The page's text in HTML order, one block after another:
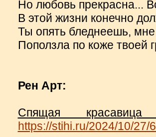
Но любовь прекрасна...
В этой жизни конечно
Ты опять бледнеешь, мне
Поползла по коже твоей
Рен Арт:
Спящая
https://stihi.ru/2024/10/27/